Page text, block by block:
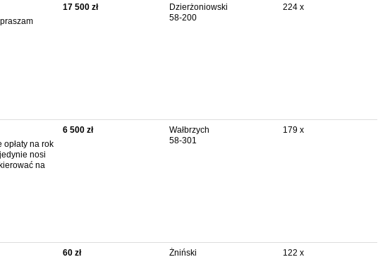
17 500 zł
Dzierżoniowski
58-200
224 x
opłaty na rok
nosi
na
6 500 zł
Wałbrzych
58-301
179 x
60 zł
Żniński
122 x